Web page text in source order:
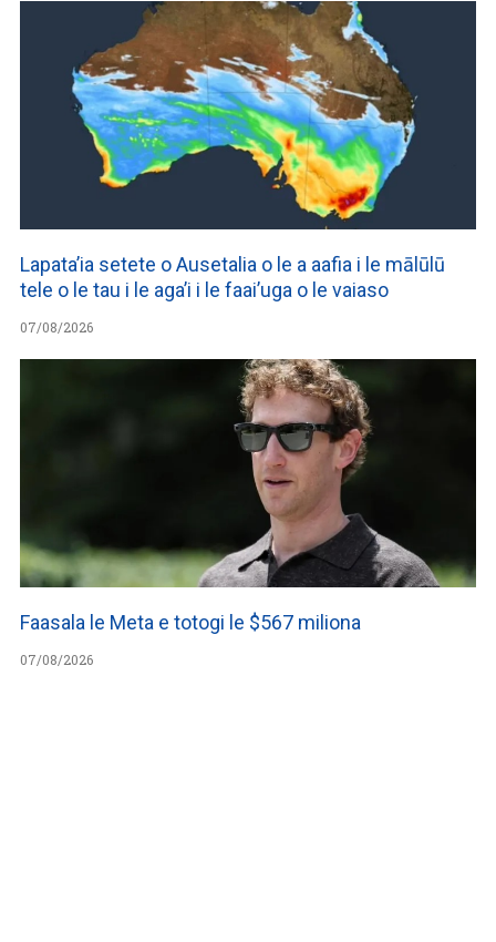
Lapata’ia setete o Ausetalia o le a aafia i le mālūlū
tele o le tau i le aga’i i le faai’uga o le vaiaso
07/08/2026
Faasala le Meta e totogi le $567 miliona
07/08/2026